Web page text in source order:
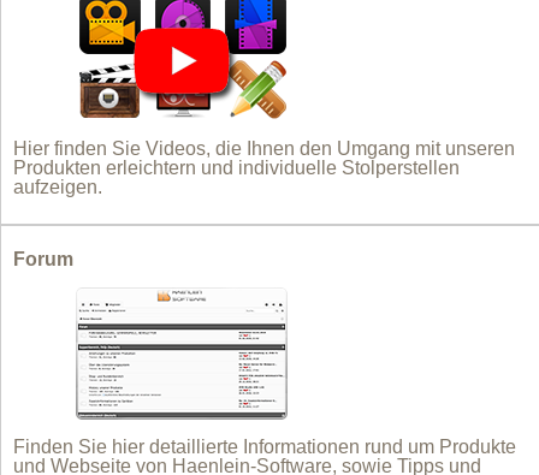
Hier finden Sie Videos, die Ihnen den Umgang mit unseren
Produkten erleichtern und individuelle Stolperstellen
aufzeigen.
Forum
Finden Sie hier detaillierte Informationen rund um Produkte
und Webseite von Haenlein-Software, sowie Tipps und